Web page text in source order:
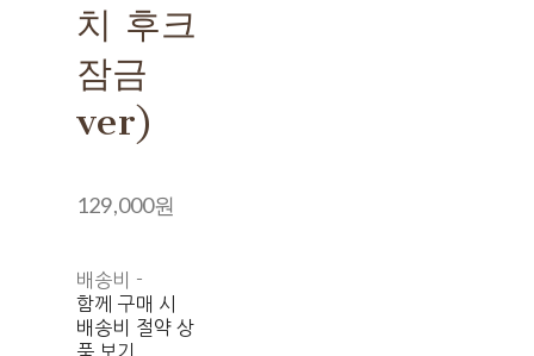
치 후크
잠금
ver)
129,000원
배송비 -
함께 구매 시
배송비 절약 상
품 보기